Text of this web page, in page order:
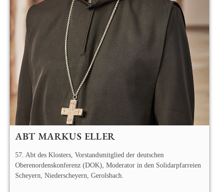
ABT MARKUS ELLER​
57. Abt des Klosters, Vorstandsmitglied der deutschen
Oberenordenskonferenz (DOK), Moderator in den Solidarpfarreien
Scheyern, Niederscheyern, Gerolsbach.